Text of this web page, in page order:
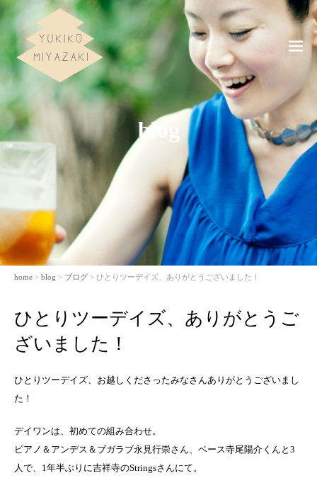
blog
home > blog > ブログ > ひとりツーデイズ、ありがとうございました！
ひとりツーデイズ、ありがとうご
ざいました！
ひとりツーデイズ、お越しくださったみなさんありがとうございまし
た！
デイワンは、初めての組み合わせ。
ピアノ＆アンデス＆ブガラブ永見行崇さん、ベース寺尾陽介くんと3
人で、 1年半ぶりに吉祥寺のStringsさんにて。